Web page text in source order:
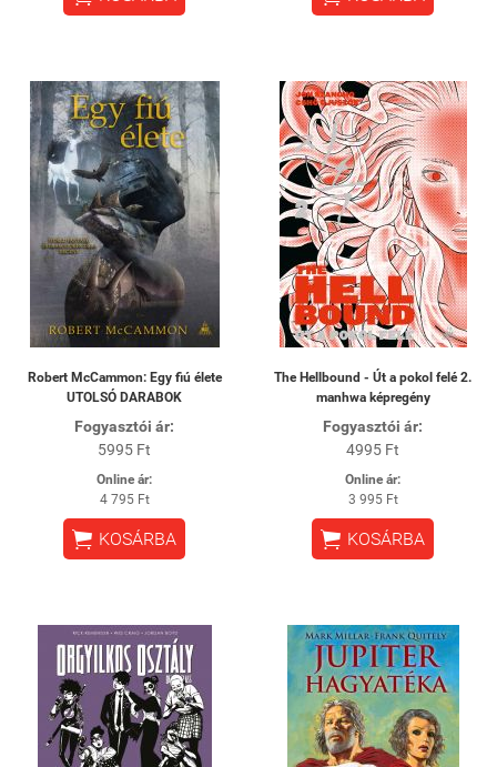
Robert McCammon: Egy fiú élete
UTOLSÓ DARABOK
Fogyasztói ár:
5995 Ft
Online ár:
4 795 Ft
 KOSÁRBA
The Hellbound - Út a pokol felé 2.
manhwa képregény
Fogyasztói ár:
4995 Ft
Online ár:
3 995 Ft
 KOSÁRBA